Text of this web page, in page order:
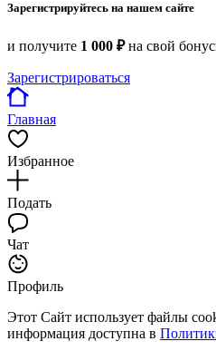
Зарегистрируйтесь на нашем сайте
и получите 1 000 ₽на свой
Зарегистрироваться
Главная
Избранное
Подать
Чат
Профиль
Этот Сайт использует файлы
информация доступна в